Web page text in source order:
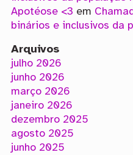
Apotéose <3 em
binários e inclusivos da
Arquivos
julho 2026
junho 2026
março 2026
janeiro 2026
dezembro 2025
agosto 2025
junho 2025